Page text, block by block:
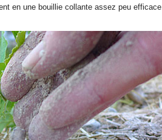
en une bouillie collante assez peu efficace.